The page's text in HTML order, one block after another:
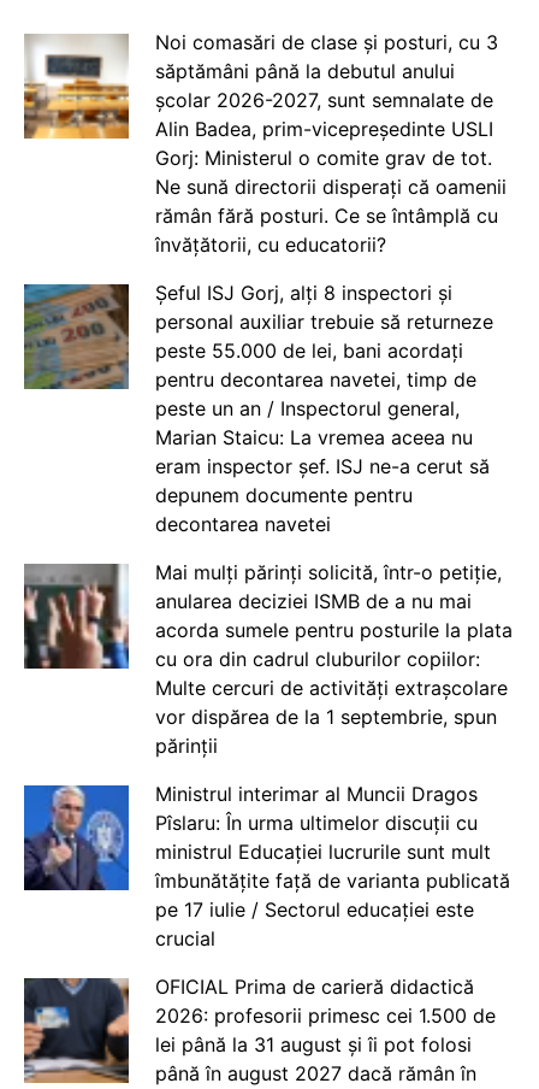
Noi comasări de clase și posturi, cu 3
săptămâni până la debutul anului
școlar 2026-2027, sunt semnalate de
Alin Badea, prim-vicepreședinte USLI
Gorj: Ministerul o comite grav de tot.
Ne sună directorii disperați că oamenii
rămân fără posturi. Ce se întâmplă cu
învățătorii, cu educatorii?
Șeful ISJ Gorj, alți 8 inspectori și
personal auxiliar trebuie să returneze
peste 55.000 de lei, bani acordați
pentru decontarea navetei, timp de
peste un an / Inspectorul general,
Marian Staicu: La vremea aceea nu
eram inspector șef. ISJ ne-a cerut să
depunem documente pentru
decontarea navetei
Mai mulți părinți solicită, într-o petiție,
anularea deciziei ISMB de a nu mai
acorda sumele pentru posturile la plata
cu ora din cadrul cluburilor copiilor:
Multe cercuri de activități extrașcolare
vor dispărea de la 1 septembrie, spun
părinții
Ministrul interimar al Muncii Dragos
Pîslaru: În urma ultimelor discuții cu
ministrul Educației lucrurile sunt mult
îmbunătățite față de varianta publicată
pe 17 iulie / Sectorul educației este
crucial
OFICIAL Prima de carieră didactică
2026: profesorii primesc cei 1.500 de
lei până la 31 august și îi pot folosi
până în august 2027 dacă rămân în